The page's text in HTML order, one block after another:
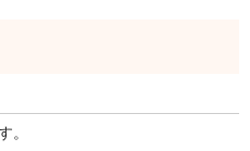
。